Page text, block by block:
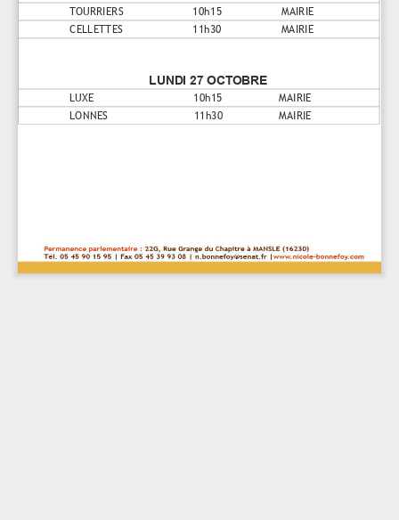
TOURRIERS                     10h15                  MAIRIE
CELLETTES                     11h30                  MAIRIE
LUNDI 27 OCTOBRE
LUXE                              10h15                 MAIRIE
LONNES                          11h30                 MAIRIE